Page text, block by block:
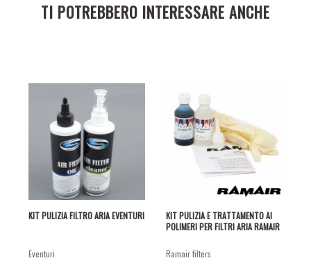
TI POTREBBERO INTERESSARE ANCHE
KIT PULIZIA FILTRO ARIA EVENTURI
eventuri
KIT PULIZIA E TRATTAMENTO AI
POLIMERI PER FILTRI ARIA RAMAIR
ramair filters